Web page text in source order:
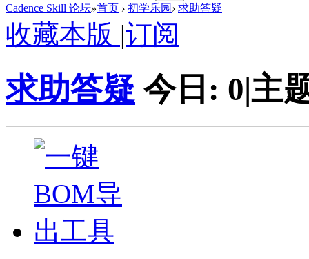
Cadence Skill 论坛»首页 › 初学乐园 › 求助答疑
收藏本版 |订阅
求助答疑 今日: 0|主